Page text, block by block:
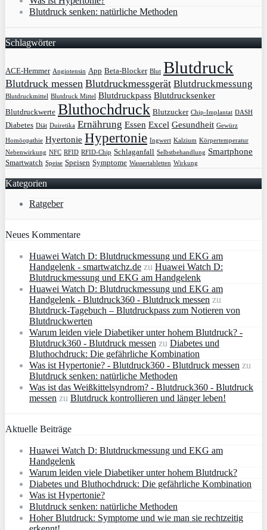
Blutdruck senken: natürliche Methoden
Schlagwörter
ACE-Hemmer Angiotensin App Beta-Blocker Blut Blutdruck
Blutdruck messen Blutdruckmessgerät Blutdruckmessung
Blutdruckmittel Blutdruck Mittel Blutdruckpass Blutdrucksenker
Blutdruckwerte Bluthochdruck Blutzucker Chip-Implantat DASH
Diabetes Diät Duiretika Ernährung Essen Excel Gesundheit Gewürz
Homöopathie Hyertonie Hypertonie Ingwert Kalzium Körpertemperatur
Nebenwirkung NFC RFID RFID-Chip Schlaganfall Selbstbehandlung Smartphone
Smartwatch Speise Speisen Symptome Wassertabletten Wirkung
Kategorien
Ratgeber
Neues Kommentare
Huawei Watch D: Blutdruckmessung und EKG am
Handgelenk - smartwatchz.de zu Huawei Watch D:
Blutdruckmessung und EKG am Handgelenk
Huawei Watch D: Blutdruckmessung und EKG am
Handgelenk - Blutdruck360 - Blutdruck messen zu
Blutdruck-Tagebuch – Blutdruckpass zum Notieren von
Blutdruckwerten
Warum leiden viele Diabetiker unter hohem Blutdruck? -
Blutdruck360 - Blutdruck messen zu Diabetes und
Bluthochdruck: Die gefährliche Kombination
Was ist Hypertonie? - Blutdruck360 - Blutdruck messen zu
Blutdruck senken: natürliche Methoden
Was ist das Weißkittelsyndrom? - Blutdruck360 - Blutdruck
messen zu Blutdruck kontrollieren und länger leben!
Aktuelle Beiträge
Huawei Watch D: Blutdruckmessung und EKG am
Handgelenk
Warum leiden viele Diabetiker unter hohem Blutdruck?
Diabetes und Bluthochdruck: Die gefährliche Kombination
Was ist Hypertonie?
Blutdruck senken: natürliche Methoden
Hoher Blutdruck: Symptome und wie man sie rechtzeitig